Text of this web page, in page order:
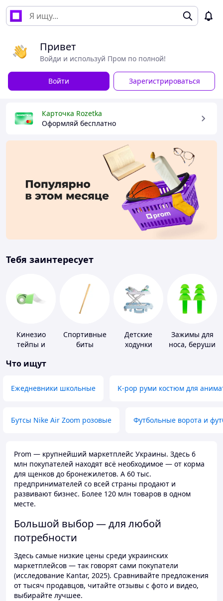
Привет
Войди и используй Пром по полной!
Войти Зарегистрироваться
Карточка Rozetka
Оформляй бесплатно
Тебя заинтересует
Кинезио
тейпы и
тейпирования
Спортивные
биты
Детские
ходунки
Зажимы для
носа, беруши
Что ищут
Ежедневники школьные K-pop руми костюм для
Бутсы Nike Air Zoom розовые Футбольные ворота и
Prom — крупнейший маркетплейс Украины. Здесь 6
млн покупателей находят всё необходимое — от корма
для щенков до бронежилетов. А 60 тыс.
предпринимателей со всей страны продают и
развивают бизнес. Более 120 млн товаров в одном
месте.
Большой выбор — для любой
потребности
Здесь самые низкие цены среди украинских
маркетплейсов — так говорят сами покупатели
(исследование Kantar, 2025). Сравнивайте предложения
от тысяч продавцов, читайте отзывы с фото и видео,
выбирайте лучшее.